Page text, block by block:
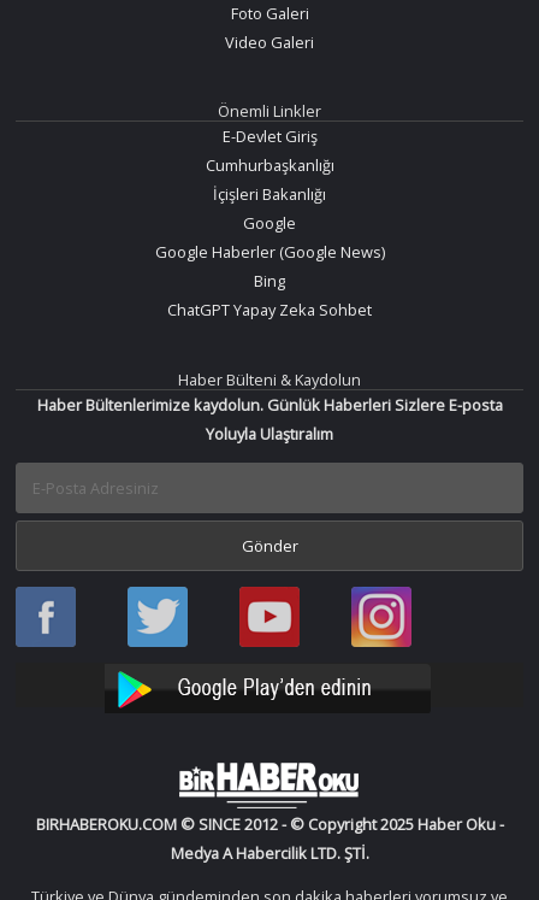
Foto Galeri
Video Galeri
Önemli Linkler
E-Devlet Giriş
Cumhurbaşkanlığı
İçişleri Bakanlığı
Google
Google Haberler (Google News)
Bing
ChatGPT Yapay Zeka Sohbet
Haber Bülteni & Kaydolun
Haber Bültenlerimize kaydolun. Günlük Haberleri Sizlere E-posta
Yoluyla Ulaştıralım
Haber
Oku
Haber
Oku
Bir
Haber
YouTube
Bir
Haber
Instagram
BIRHABEROKU.COM © SINCE 2012 - © Copyright 2025 Haber Oku -
Medya A Habercilik LTD. ŞTİ.